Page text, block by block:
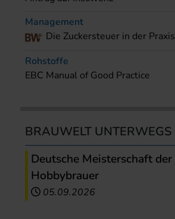
Management
Die Zuckersteuer in der Praxis
Rohstoffe
EBC Manual of Good Practice
BRAUWELT UNTERWEGS
Deutsche Meisterschaft der
Hobbybrauer
05.09.2026